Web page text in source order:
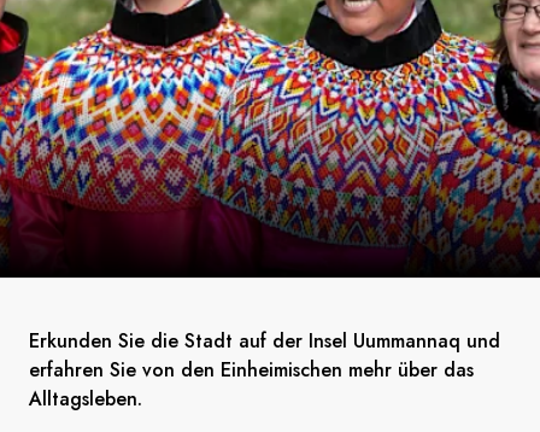
Erkunden Sie die Stadt auf der Insel Uummannaq und
erfahren Sie von den Einheimischen mehr über das
Alltagsleben.